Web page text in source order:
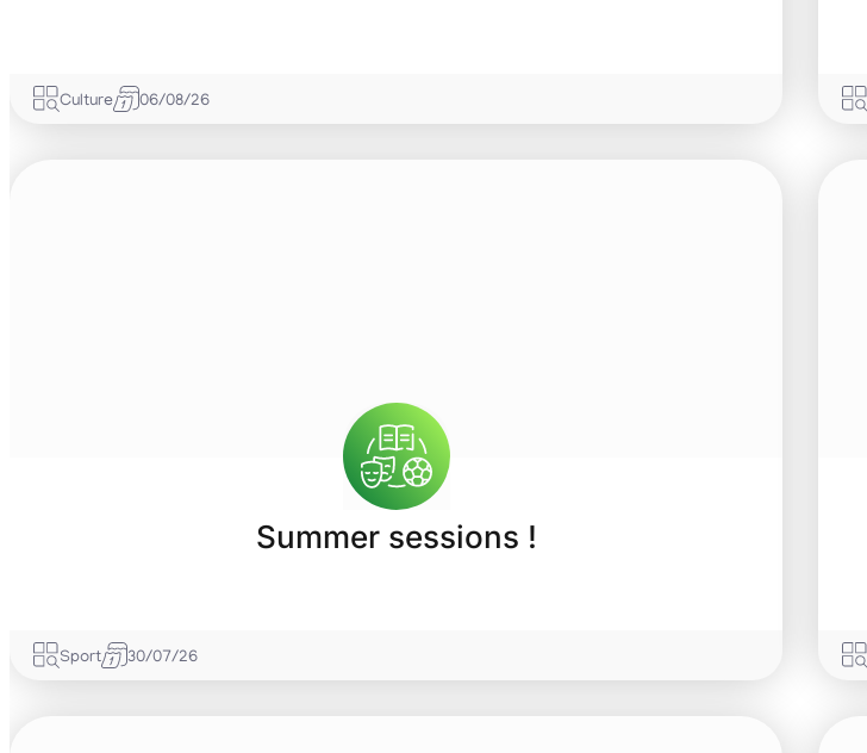
Culture 06/08/26
Summer sessions !
Sport 30/07/26